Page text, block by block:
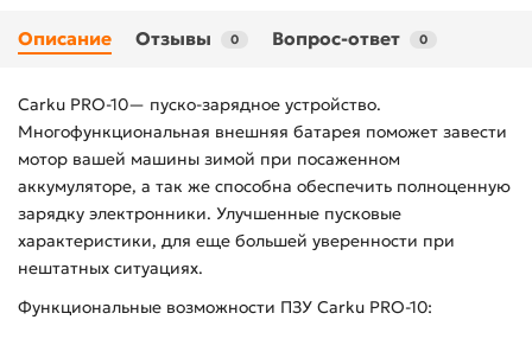
Описание Отзывы 0 Вопрос-ответ 0
Carku PRO-10— пуско-зарядное устройство.
Многофункциональная внешняя батарея поможет завести
мотор вашей машины зимой при посаженном
аккумуляторе, а так же способна обеспечить полноценную
зарядку электронники. Улучшенные пусковые
характеристики, для еще большей уверенности при
нештатных ситуациях.
Функциональные возможности ПЗУ Carku PRO-10: